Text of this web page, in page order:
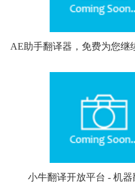
AE助手翻译器，免费为您继
小牛翻译开放平台 - 机